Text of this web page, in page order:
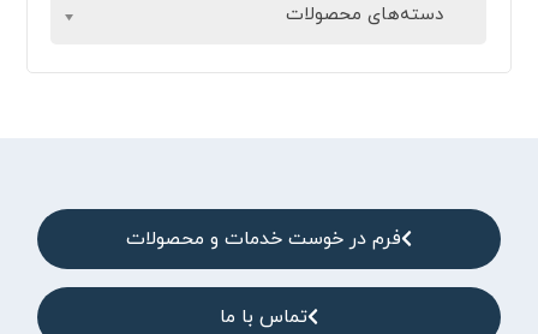
دسته‌های محصولات
فرم در خوست خدمات و محصولات
تماس با ما